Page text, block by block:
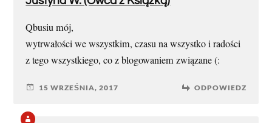
Qbusiu mój,
wytrwałości we wszystkim, czasu na wszystko i radości
z tego wszystkiego, co z blogowaniem związane (:
15 WRZEŚNIA, 2017 ODPOWIEDZ